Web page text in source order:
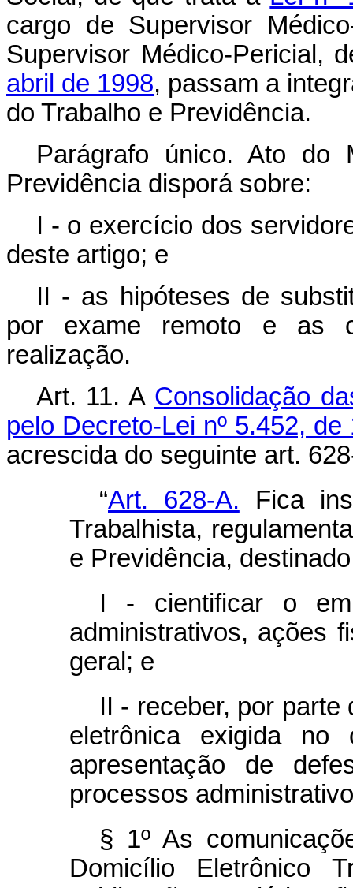
cargo de Supervisor
Supervisor Médico-Pericial,
abril de 1998, passam a
do Trabalho e Previdência.
Parágrafo único. Ato do
Previdência disporá sobre:
I - o exercício dos
deste artigo; e
II - as hipóteses de
por exame remoto e as
realização.
Art. 11. A Consolidação
pelo Decreto-Lei nº 5.452, de
acrescida do seguinte art.
“Art. 628-A. Fica
Trabalhista,
e Previdência,
I - cientificar o
administrativos, ações
geral; e
II - receber, por parte
eletrônica exigida
apresentação de
processos
§ 1º As
Domicílio Eletrônico